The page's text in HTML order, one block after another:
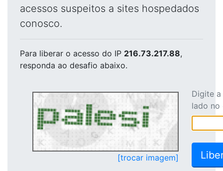
acessos suspeitos a sites hospedados
conosco.
Para liberar o acesso do IP 216.73.217.88,
responda ao desafio abaixo.
[trocar imagem]
Digite
lado no